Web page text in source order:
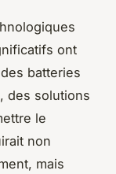
ont
batteries
des solutions
le
non
mais